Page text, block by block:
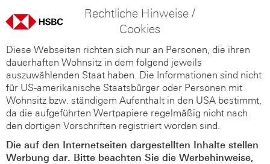
Rechtliche Hinweise /
Cookies
Diese Webseiten richten sich nur an Personen, die ihren
dauerhaften Wohnsitz in dem folgend jeweils
auszuwählenden Staat haben. Die Informationen sind nicht
für US-amerikanische Staatsbürger oder Personen mit
Wohnsitz bzw. ständigem Aufenthalt in den USA bestimmt,
da die aufgeführten Wertpapiere regelmäßig nicht nach
den dortigen Vorschriften registriert worden sind.
Die auf den Internetseiten dargestellten Inhalte stellen
Werbung dar. Bitte beachten Sie die Werbehinweise,